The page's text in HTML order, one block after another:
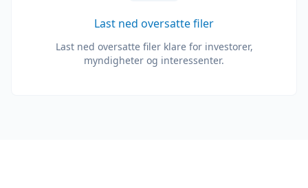
Last ned oversatte filer
Last ned oversatte filer klare for investorer,
myndigheter og interessenter.